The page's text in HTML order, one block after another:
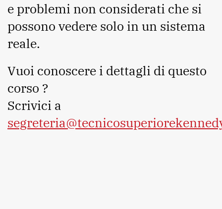
e problemi non considerati che si
possono vedere solo in un sistema
reale.
Vuoi conoscere i dettagli di questo
corso ?
Scrivici a